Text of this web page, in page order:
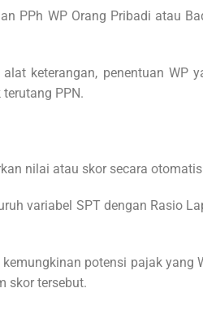
PPh WP Orang Pribadi atau
keterangan, penentuan WP
PPN.
nilai atau skor secara
variabel SPT dengan Rasio
potensi pajak yang
skor tersebut.